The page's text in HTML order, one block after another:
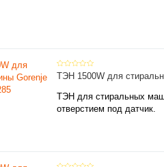
ТЭН 1500W для
ТЭН для стиральных
отверстием под датчик.